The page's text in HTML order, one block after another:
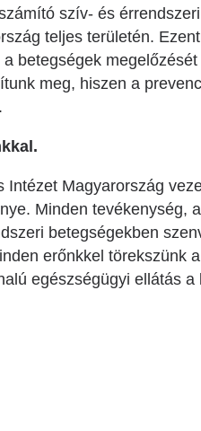
szív- és
teljes területén.
betegségek
meg, hiszen a
Magyarország
Minden tevékenység,
betegségekben
erőnkkel törekszünk
egészségügyi ellátás